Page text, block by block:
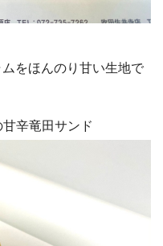
をほんのり甘い生地で
辛竜田サンド